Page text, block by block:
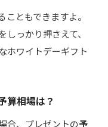
La Maison du Chocolat／ラ・メゾン・デュ・ショコラ
＞ 6種
商品詳細はこちら
ともできますよ。
っかり押さえて、
ホワイトデーギフト
算相場は？
合、プレゼントの予